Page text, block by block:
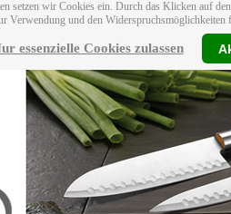
setzen wir Cookies ein. Durch das Klicken auf
Verwendung und den Widerspruchsmöglichkeiten
essenzielle Cookies zulassen